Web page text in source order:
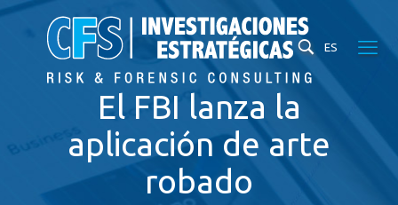
ES
El FBI lanza la
aplicación de arte
robado